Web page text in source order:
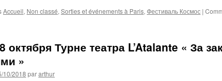
Accueil, Non classé, Sorties et événements à Paris, Фестиваль Космос |
октября Турне театра L’Atalante « За
»
10/2018 pararthur